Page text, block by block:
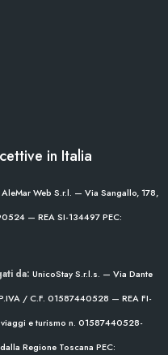
in Italia
AleMar Web S.r.l. — Via Sangallo, 178,
— REA SI-134497PEC:
da: UnicoStay S.r.l.s. — Via Dante
/ C.F. 01587440528 — REA FI-
e turismo n. 01587440528-
Regione Toscana PEC: